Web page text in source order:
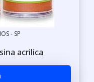
- SP
acrilica